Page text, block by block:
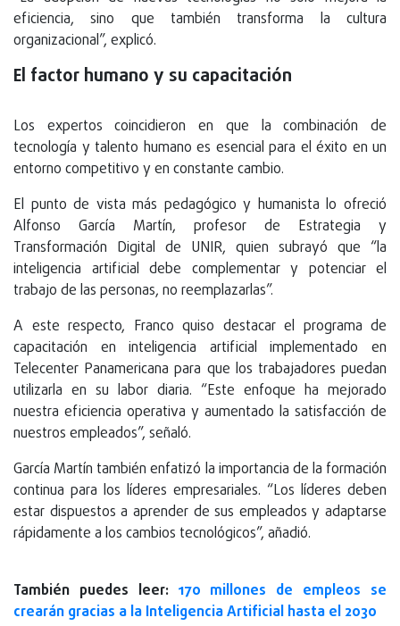
eficiencia, sino que también transforma la cultura
organizacional”, explicó.
El factor humano y su capacitación
Los expertos coincidieron en que la combinación de
tecnología y talento humano es esencial para el éxito en un
entorno competitivo y en constante cambio.
El punto de vista más pedagógico y humanista lo ofreció
Alfonso García Martín, profesor de Estrategia y
Transformación Digital de UNIR, quien subrayó que “la
inteligencia artificial debe complementar y potenciar el
trabajo de las personas, no reemplazarlas”.
A este respecto, Franco quiso destacar el programa de
capacitación en inteligencia artificial implementado en
Telecenter Panamericana para que los trabajadores puedan
utilizarla en su labor diaria. “Este enfoque ha mejorado
nuestra eficiencia operativa y aumentado la satisfacción de
nuestros empleados”, señaló.
García Martín también enfatizó la importancia de la formación
continua para los líderes empresariales. “Los líderes deben
estar dispuestos a aprender de sus empleados y adaptarse
rápidamente a los cambios tecnológicos”, añadió.
También puedes leer: 170 millones de empleos se
crearán gracias a la Inteligencia Artificial hasta el 2030